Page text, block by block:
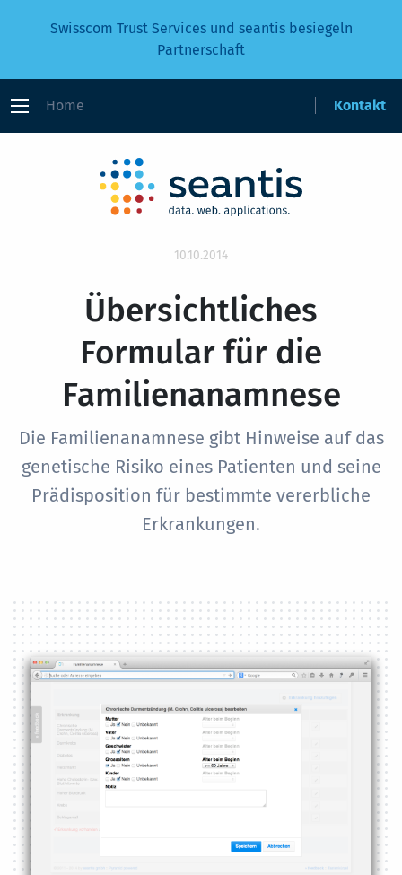
Swisscom Trust Services und seantis besiegeln
Partnerschaft
Home Kontakt
10.10.2014
Übersichtliches
Formular für die
Familienanamnese
Die Familienanamnese gibt Hinweise auf das
genetische Risiko eines Patienten und seine
Prädisposition für bestimmte vererbliche
Erkrankungen.